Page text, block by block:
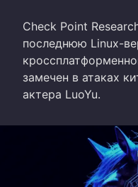
Check Point
последнюю Linux-
замечен в атаках
актера LuoYu.